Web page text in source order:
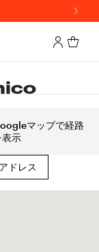
マップで経路
表示
ドレス